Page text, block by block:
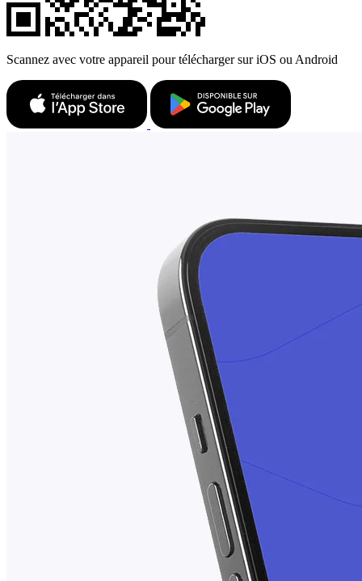
Scannez avec votre appareil pour télécharger sur iOS ou Android